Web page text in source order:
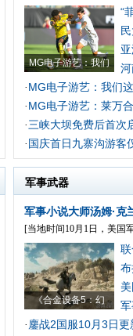
MG电子游艺：我们
“
· MG电子游艺：我们
· MG电子游艺：莱万
· 三峡大坝免费后首次
· 国庆首日九寨沟游客
军事武器
军事小说大师汤姆·克
[当地时间10月1日，美国
《合金设备5：幻
· 鏖战2国服10月3日更